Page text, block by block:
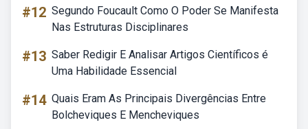
#12 Segundo Foucault Como O Poder Se Manifesta
Nas Estruturas Disciplinares
#13 Saber Redigir E Analisar Artigos Científicos é
Uma Habilidade Essencial
#14 Quais Eram As Principais Divergências Entre
Bolcheviques E Mencheviques